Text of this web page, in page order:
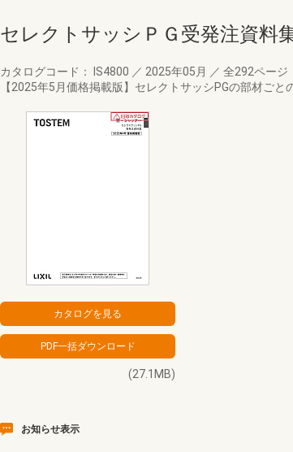
セレクトサッシＰＧ受発注資料
カタログコード： IS4800 ／ 2025年05月 ／ 全292ページ
【2025年5月価格掲載版】セレクトサッシPGの部材ご
(27.1MB)
お知らせ表示